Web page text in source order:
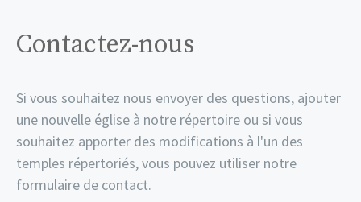
Contactez-nous
Si vous souhaitez nous envoyer des questions, ajouter
une nouvelle église à notre répertoire ou si vous
souhaitez apporter des modifications à l'un des
temples répertoriés, vous pouvez utiliser notre
formulaire de contact.